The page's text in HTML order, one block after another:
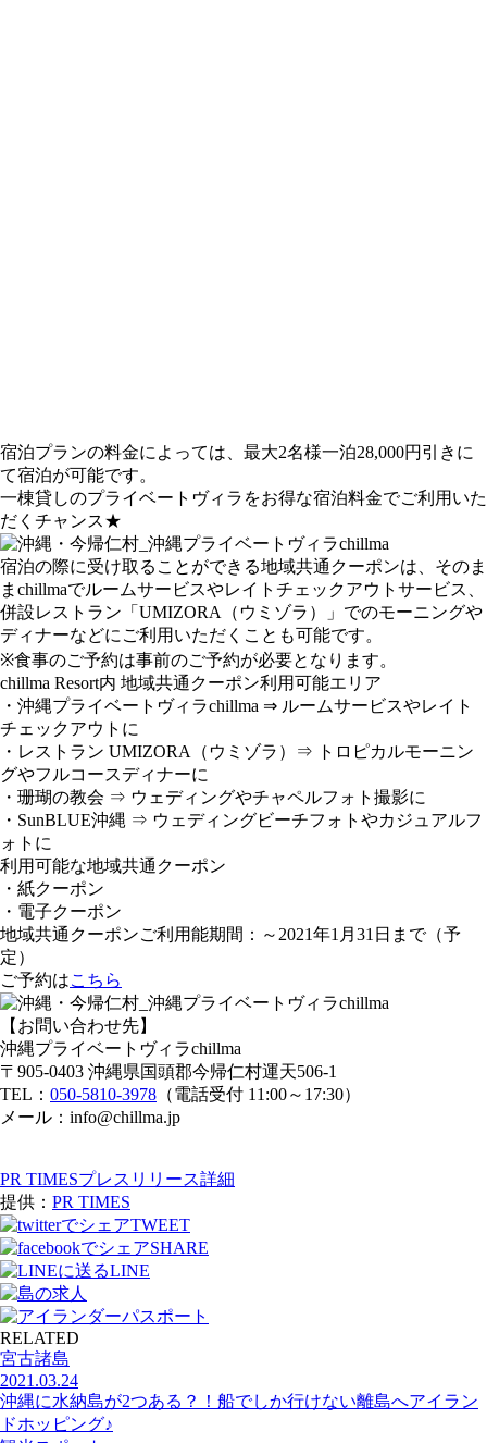
宿泊プランの料金によっては、最大2名様一泊28,000円引きに
て宿泊が可能です。
一棟貸しのプライベートヴィラをお得な宿泊料金でご利用いた
だくチャンス★
宿泊の際に受け取ることができる地域共通クーポンは、そのま
まchillmaでルームサービスやレイトチェックアウトサービス、
併設レストラン「UMIZORA（ウミゾラ）」でのモーニングや
ディナーなどにご利用いただくことも可能です。
※食事のご予約は事前のご予約が必要となります。
chillma Resort内 地域共通クーポン利用可能エリア
・沖縄プライベートヴィラchillma ⇒ ルームサービスやレイト
チェックアウトに
・レストラン UMIZORA（ウミゾラ）⇒ トロピカルモーニン
グやフルコースディナーに
・珊瑚の教会 ⇒ ウェディングやチャペルフォト撮影に
・SunBLUE沖縄 ⇒ ウェディングビーチフォトやカジュアルフ
ォトに
利用可能な地域共通クーポン
・紙クーポン
・電子クーポン
地域共通クーポンご利用能期間：～2021年1月31日まで（予
定）
ご予約はこちら
【お問い合わせ先】
沖縄プライベートヴィラchillma
〒905-0403 沖縄県国頭郡今帰仁村運天506-1
TEL： 050-5810-3978 （電話受付 11:00～17:30）
メール：info@chillma.jp
PR TIMESプレスリリース詳細
提供： PR TIMES
TWEET
SHARE
LINE
RELATED
宮古諸島
2021.03.24
沖縄に水納島が2つある？！船でしか行けない離島へアイラン
ドホッピング♪